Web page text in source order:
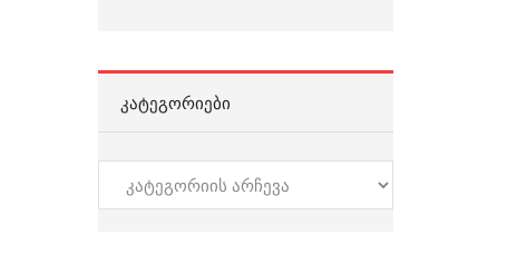
ᲙᲐᲢᲔᲒᲝᲠᲘᲔᲑᲘ
კატეგორიები